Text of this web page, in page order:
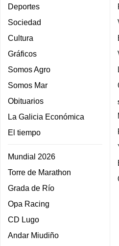
Deportes
Sociedad
Cultura
Gráficos
Somos Agro
Somos Mar
Obituarios
La Galicia Económica
El tiempo
Mundial 2026
Torre de Marathon
Grada de Río
Opa Racing
CD Lugo
Andar Miudiño